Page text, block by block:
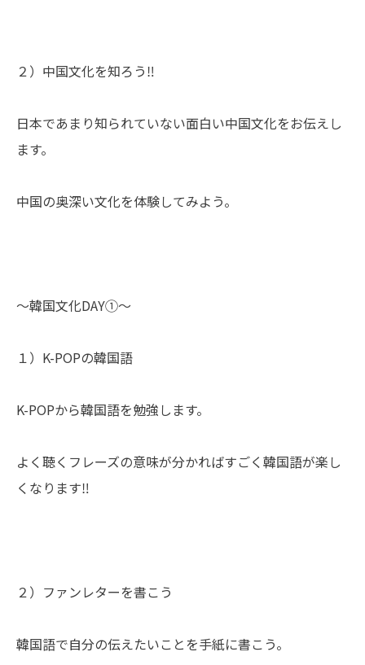
２）中国文化を知ろう‼
日本であまり知られていない面白い中国文化をお伝えし
ます。
中国の奥深い文化を体験してみよう。
～韓国文化DAY①～
１）K-POPの韓国語
K-POPから韓国語を勉強します。
よく聴くフレーズの意味が分かればすごく韓国語が楽し
くなります‼
２）ファンレターを書こう
韓国語で自分の伝えたいことを手紙に書こう。